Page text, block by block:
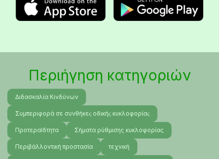
Περιήγηση κατηγοριών
Διδασκαλία Κινδύνων
Συμπεριφορά σε συνθήκεϛ οδικήϛ κυκλοφορίαϛ
ΠροτεραΙδτητα Σήματα ρύθμισης κυκλοφορίας
Περιβάλλοντική προστασία τεχνική